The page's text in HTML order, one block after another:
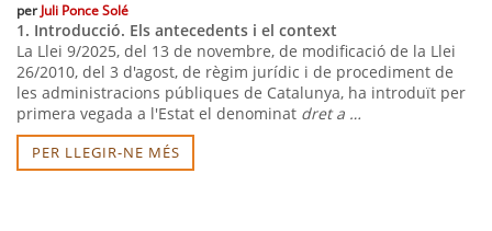
perJuli Ponce Solé
1. Introducció. Els antecedents i el context
La Llei 9/2025, del 13 de novembre, de modificació de la Llei
26/2010, del 3 d'agost, de règim jurídic i de procediment de
les administracions públiques de Catalunya, ha introduït per
primera vegada a l'Estat el denominat dret a …
PER LLEGIR-NE MÉS